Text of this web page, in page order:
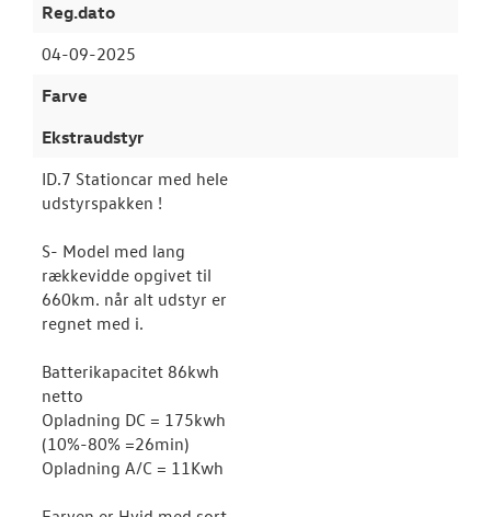
Reg.dato
04-09-2025
Farve
Ekstraudstyr
ID.7 Stationcar med hele
udstyrspakken !
S- Model med lang
rækkevidde opgivet til
660km. når alt udstyr er
regnet med i.
Batterikapacitet 86kwh
netto
Opladning DC = 175kwh
(10%-80% =26min)
Opladning A/C = 11Kwh